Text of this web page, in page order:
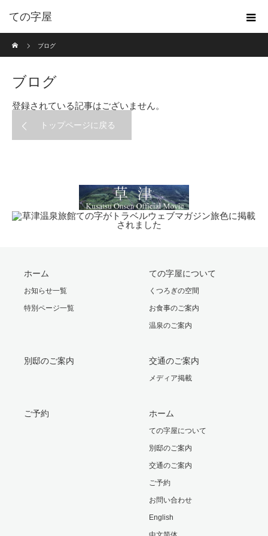
ての字屋
ブログ
ブログ
登録されている記事はございません。
トップページに戻る
ホーム
お知らせ一覧
特別ページ一覧
ての字屋について
くつろぎの空間
お食事のご案内
温泉のご案内
別邸のご案内 交通のご案内
メディア掲載
ご予約 ホーム
ての字屋について
別邸のご案内
交通のご案内
ご予約
お問い合わせ
English